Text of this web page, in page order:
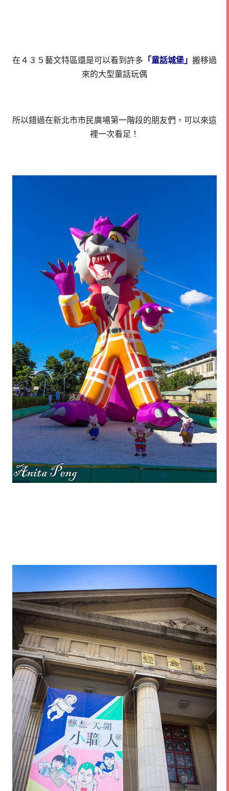
在４３５藝文特區還是可以看到許多 「童話城堡」 搬移過
來的大型童話玩偶
所以錯過在新北市市民廣場第一階段的朋友們，可以來這
裡一次看足！